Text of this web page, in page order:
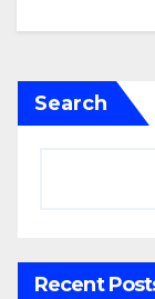
Search
Recent